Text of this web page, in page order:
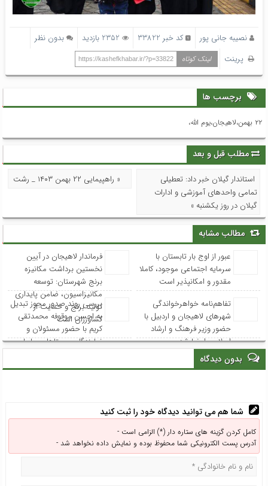
نصیبه جانی پور کد خبر 33822 2352 بازدید
بدون نظر
پرینت
لینک کوتاه https://kashefkhabar.ir/?p=33822
برچسب ها
۲۲ بهمن،لاهیجان،یوم الله،
مطلب قبل و بعد
استاندار گیلان خبر داد: تعطیلی
تمامی واحدهای آموزشی و ادارات
گیلان در روز یکشنبه »
« راهپیمایی ۲۲ بهمن ۱۴۰۳ _ رشت
مطالب مشابه
عبور از اوج بار تابستان با
سرمایه اجتماعی موجود، کاملا
مقدور و امکانپذیر است
فرماندار لاهیجان در آیین
نخستین برداشت مکانیزه
برنج شهرستان: توسعه
مکانیزاسیون، ضامن پایداری
تولید برنج و حمایت از
کشاورزان است
تفاهم‌نامه خواهرخواندگی
شهرهای لاهیجان و اردبیل با
حضور وزیر فرهنگ و ارشاد
اسلامی امضا شد
بررسی روند صدور مجوز تبدیل
به احسن موقوفه محمدتقی
کریم با حضور مسئولان و
نمایندگان روستاهای ساحلی
بدون دیدگاه
شما هم می توانید دیدگاه خود را ثبت کنید
کامل کردن گزینه های ستاره دار (*) الزامی است -
آدرس پست الکترونیکی شما محفوظ بوده و نمایش داده نخواهد شد -